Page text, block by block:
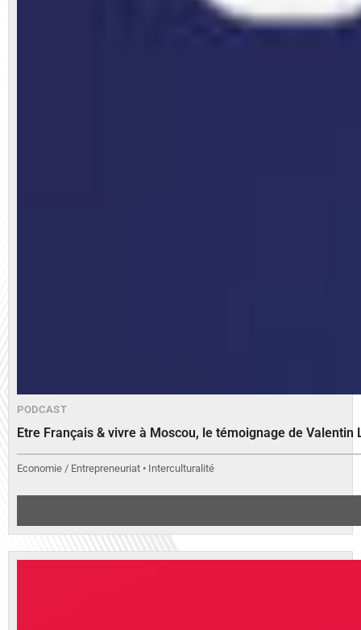
PODCAST
Etre Français & vivre à Moscou, le témoignage de Valentin
Economie / Entrepreneuriat • Interculturalité